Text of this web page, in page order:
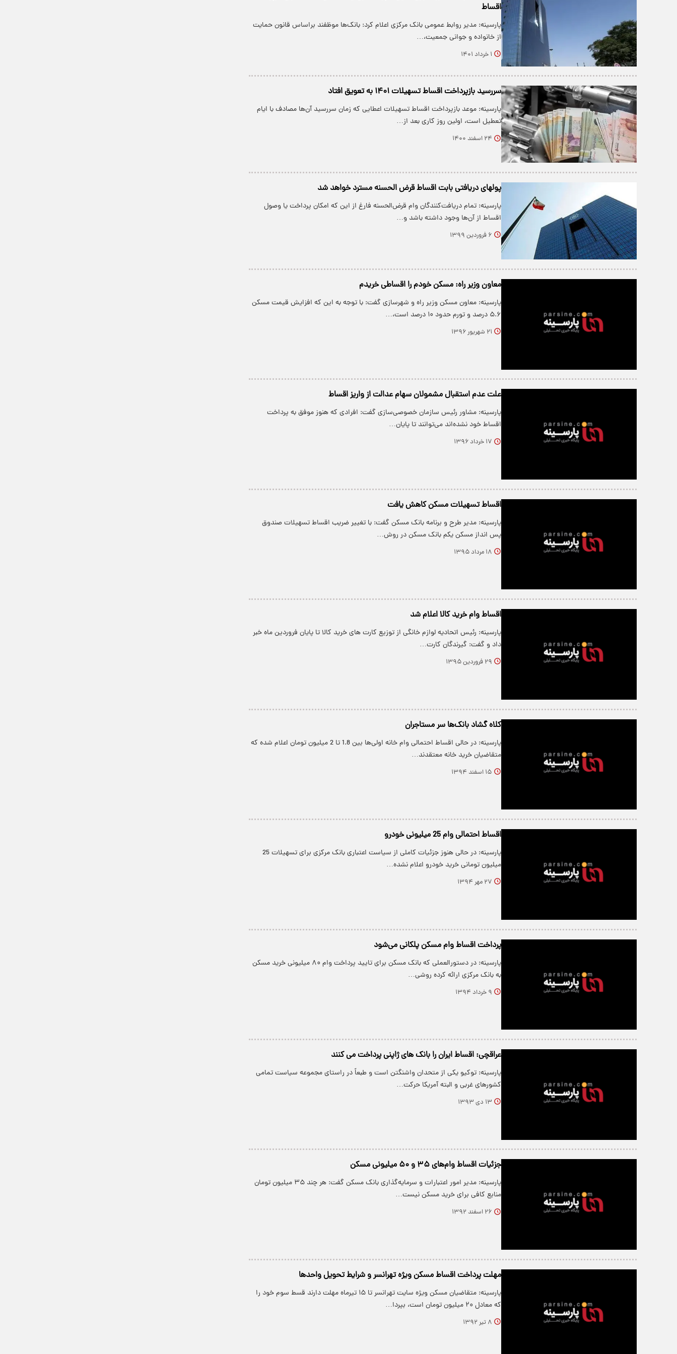
اقساط
پارسینه: مدیر روابط عمومی بانک مرکزی اعلام کرد: بانک‌ها موظفند براساس قانون حمایت
از خانواده و جوانی جمعیت،…
۱ خرداد ۱۴۰۱
سررسید بازپرداخت اقساط تسهیلات ۱۴۰۱ به تعویق افتاد
پارسینه: موعد بازپرداخت اقساط تسهیلات اعطایی که زمان سررسید آن‌ها مصادف با ایام
تعطیل است، اولین روز کاری بعد از…
۲۴ اسفند ۱۴۰۰
پولهای دریافتی بابت اقساط قرض الحسنه مسترد خواهد شد
پارسینه: تمام دریافت‌کنندگان وام قرض‌الحسنه فارغ از این که امکان پرداخت یا وصول
اقساط از آن‌ها وجود داشته باشد و…
۶ فروردین ۱۳۹۹
معاون وزیر راه: مسکن خودم را اقساطی خریدم
پارسینه: معاون مسکن وزیر راه و شهرسازی گفت: با توجه به این که افزایش قیمت مسکن
۵.۶ درصد و تورم حدود ۱۰ درصد است،…
۲۱ شهریور ۱۳۹۶
علت عدم استقبال مشمولان سهام عدالت از واریز اقساط
پارسینه: مشاور رئیس سازمان خصوصی‌سازی گفت: افرادی که هنوز موفق به پرداخت
اقساط خود نشده‌اند می‌توانند تا پایان…
۱۷ خرداد ۱۳۹۶
اقساط تسهیلات مسکن کاهش یافت
پارسینه: مدیر طرح و برنامه بانک مسکن گفت: با تغییر ضریب اقساط تسهیلات صندوق
پس انداز مسکن یکم بانک مسکن در روش…
۱۸ مرداد ۱۳۹۵
اقساط وام خرید كالا اعلام شد
پارسینه: رئیس اتحادیه لوازم خانگی از توزیع كارت های خرید كالا تا پایان فروردین ماه خبر
داد و گفت: گیرندگان كارت…
۲۹ فروردین ۱۳۹۵
کلاه گشاد بانک‌ها سر مستاجران
پارسینه: در حالی اقساط احتمالی وام خانه اولی‌ها بین 1.8 تا 2 میلیون تومان اعلام شده که
متقاضیان خرید خانه معتقدند…
۱۵ اسفند ۱۳۹۴
اقساط احتمالی وام 25 میلیونی خودرو
پارسینه: در حالی هنوز جزئیات کاملی از سیاست اعتباری بانک مرکزی برای تسهیلات 25
میلیون تومانی خرید خودرو اعلام نشده…
۲۷ مهر ۱۳۹۴
پرداخت اقساط وام مسکن پلکانی می‌شود
پارسینه: در دستورالعملی که بانک مسکن برای تایید پرداخت وام ۸۰ میلیونی خرید مسکن
به بانک مرکزی ارائه کرده روشی…
۹ خرداد ۱۳۹۴
عراقچی: اقساط ایران را بانک های ژاپنی پرداخت می کنند
پارسینه: توکیو یکی از متحدان واشنگتن است و طبعاً در راستای مجموعه سیاست تمامی
کشورهای غربی و البته آمریکا حرکت…
۱۳ دی ۱۳۹۳
جزئیات اقساط وام‌های ۳۵ و ۵۰ میلیونی مسکن
پارسینه: مدیر امور اعتبارات و سرمایه‌گذاری بانک مسکن گفت: هر چند ۳۵ میلیون تومان
منابع کافی برای خرید مسکن نیست…
۲۶ اسفند ۱۳۹۲
مهلت پرداخت اقساط مسکن ویژه تهرانسر و شرایط تحویل واحدها
پارسینه: متقاضیان مسکن ویژه سایت تهرانسر تا ۱۵ تیرماه مهلت دارند قسط سوم خود را
که معادل ۲۰ میلیون تومان است، بپردا…
۸ تیر ۱۳۹۲